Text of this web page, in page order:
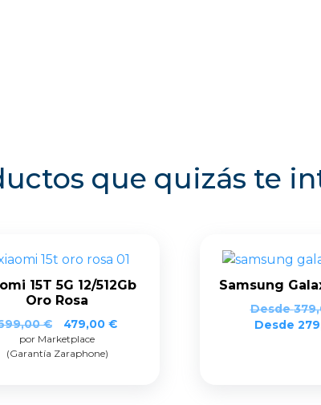
que quizás te
15T 5G 12/512Gb
Oro Rosa
€
El
precio
original
479,00 €El
por Marketplace
(Garantía Zaraphone)
Samsung
Desde
Desde